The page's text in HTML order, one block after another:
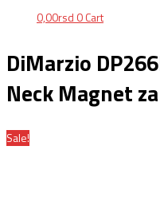
0,00rsd 0 Cart
DiMarzio
Neck Magnet
Sale!